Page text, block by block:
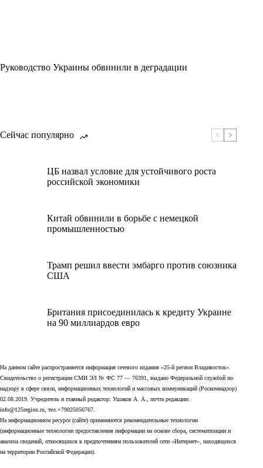
Руководство Украины обвинили в деградации
Сейчас популярно
ЦБ назвал условие для устойчивого роста
российской экономики
Китай обвинили в борьбе с немецкой
промышленностью
Трамп решил ввести эмбарго против союзника
США
Британия присоединилась к кредиту Украине
на 90 миллиардов евро
На данном сайте распространяется информация сетевого издания «25-й регион Владивосток».
Свидетельство о регистрации СМИ ЭЛ № ФС 77 — 76391, выдано Федеральной службой по
надзору в сфере связи, информационных технологий и массовых коммуникаций (Роскомнадзор)
02.08.2019. Учредитель и главный редактор: Ушаков А. А., почта редакции:
info@125region.ru, тел.+79025056767.
На информационном ресурсе (сайте) применяются рекомендательные технологии
(информационные технологии предоставления информации на основе сбора, систематизации и
анализа сведений, относящихся к предпочтениям пользователей сети «Интернет», находящихся
на территории Российской Федерации).